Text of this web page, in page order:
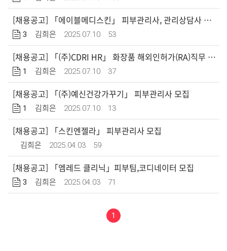
[채용공고] 「에이블메디스킨」 피부관리사, 관리상담사 모집
3 김희은 2025.07.10 53
[채용공고] 「(주)CDRI HR」 화장품 해외인허가(RA)직무 모집
1 김희은 2025.07.10 37
[채용공고] 「(주)예신건강가꾸기」 피부관리사 모집
1 김희은 2025.07.10 13
[채용공고] 「스킨엔젤라」 피부관리사 모집
김희은 2025.04.03 59
[채용공고] 「엠레드 클리닉」피부팀,코디네이터 모집
3 김희은 2025.04.03 71
1